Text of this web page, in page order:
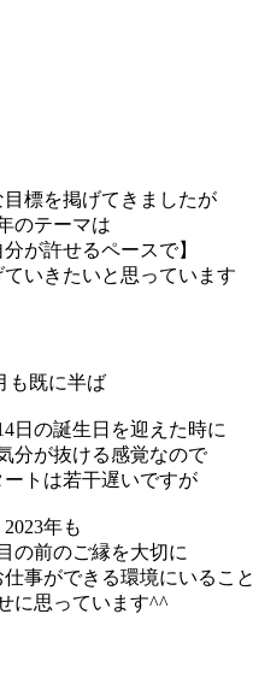
標を掲げてきましたが
のテーマは
分が許せるペースで】
いきたいと思っています
も既に半ば
日の誕生日を迎えた時に
分が抜ける感覚なので
トは若干遅いですが
2023年も
の前のご縁を大切に
事ができる環境にいること
に思っています^^